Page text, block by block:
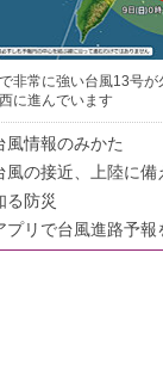
非常に強い台風13号
に進んでいます
風情報のみかた
風の接近、上陸に備
る防災
プリで台風進路予報